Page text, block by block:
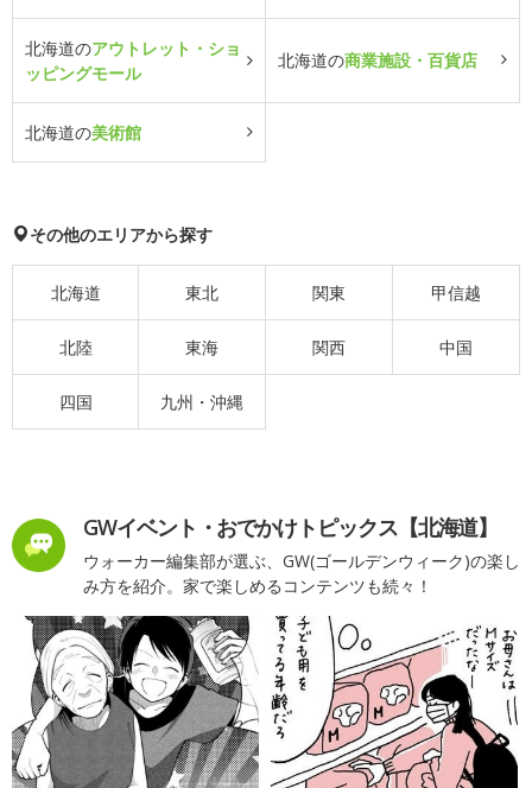
北海道のアウトレット・ショ
ッピングモール
北海道の商業施設・百貨店
北海道の美術館
その他のエリアから探す
北海道 東北 関東 甲信越
北陸 東海 関西 中国
四国 九州・沖縄
GWイベント・おでかけトピックス【北海道】
ウォーカー編集部が選ぶ、GW(ゴールデンウィーク)の楽し
み方を紹介。家で楽しめるコンテンツも続々！